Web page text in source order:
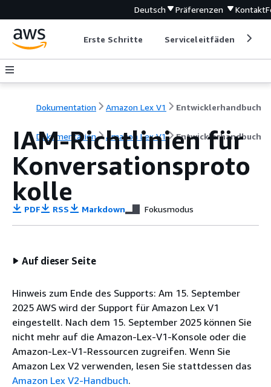
Deutsch Präferenzen Kontakt
Erste Schritte Serviceleitfäden
Dokumentation Amazon Lex V1 Entwicklerhandbuch
Dokumentation Amazon Lex V1 Entwicklerhandbuch
IAM-Richtlinien für
Konversationsproto
kolle
PDF RSS Markdown Fokusmodus
Auf dieser Seite
Hinweis zum Ende des Supports: Am 15. September
2025 AWS wird der Support für Amazon Lex V1
eingestellt. Nach dem 15. September 2025 können Sie
nicht mehr auf die Amazon-Lex-V1-Konsole oder die
Amazon-Lex-V1-Ressourcen zugreifen. Wenn Sie
Amazon Lex V2 verwenden, lesen Sie stattdessen das
Amazon Lex V2-Handbuch.